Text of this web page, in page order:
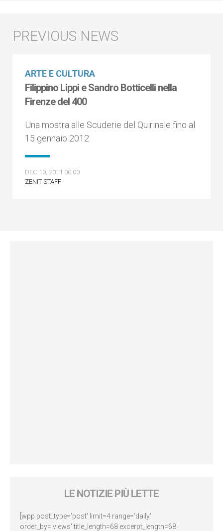
ARTE E CULTURA
Filippino Lippi e Sandro Botticelli nella
Firenze del 400
Una mostra alle Scuderie del Quirinale fino al
15 gennaio 2012
DEC 10, 2011 00:00
ZENIT STAFF
LE NOTIZIE PIÙ LETTE
[wpp post_type='post' limit=4 range='daily'
order_by='views' title_length=68 excerpt_length=68